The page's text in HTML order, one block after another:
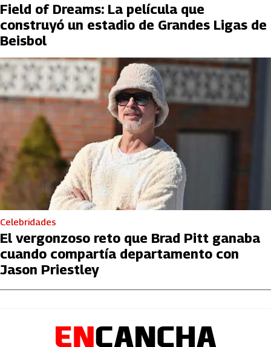
Field of Dreams: La película que
construyó un estadio de Grandes Ligas de
Beisbol
Celebridades
El vergonzoso reto que Brad Pitt ganaba
cuando compartía departamento con
Jason Priestley